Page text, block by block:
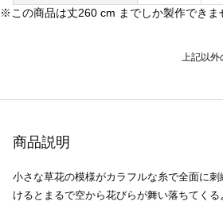
※この商品は丈260 cm までしか製作できま
上記以外
商品説明
小さな草花の模様がカラフルな糸で全面に
けるとまるで空から花びらが舞い落ちてく